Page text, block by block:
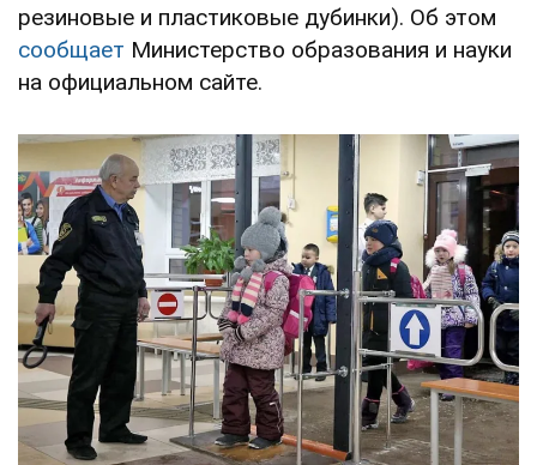
резиновые и пластиковые дубинки). Об этом
сообщает Министерство образования и науки
на официальном сайте.